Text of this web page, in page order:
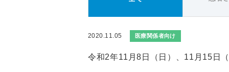
2020.11.05 医療関係者向け
令和2年11月8日（日）、11月15日